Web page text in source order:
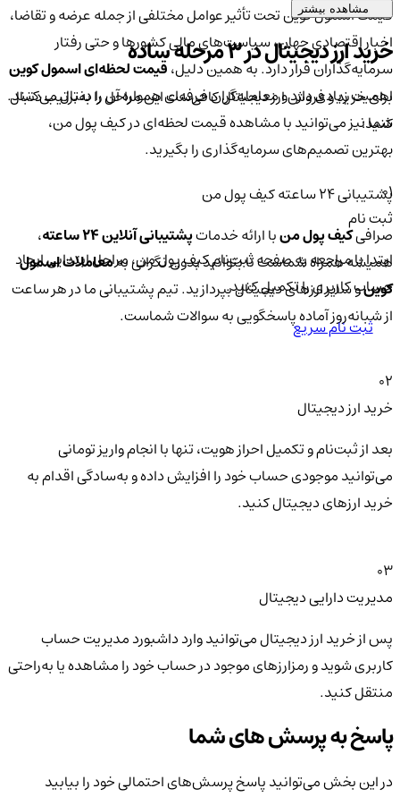
قیمت اسمول کوین تحت تأثیر عوامل مختلفی از جمله عرضه و تقاضا،
اخبار اقتصادی جهان، سیاست‌های مالی کشورها و حتی رفتار
سرمایه‌گذاران قرار دارد. به همین دلیل،قیمت لحظه‌ای اسمول کوین
اهمیت زیادی دارد و معامله‌گران حرفه‌ای همواره آن را دنبال می‌کنند.
شما نیز می‌توانید با مشاهده قیمت لحظه‌ای در کیف پول من،
بهترین تصمیم‌های سرمایه‌گذاری را بگیرید.
پشتیبانی ۲۴ ساعته کیف پول من
صرافیکیف پول منبا ارائه خدماتپشتیبانی آنلاین ۲۴ ساعته
،
همیشه همراه شماست تا بتوانید بدون نگرانی بهمعاملات اسمول
کوینو سایر ارزهای دیجیتال بپردازید. تیم پشتیبانی ما در هر ساعت
از شبانه‌روز آماده پاسخگویی به سوالات شماست.
مشاهده بیشتر
خرید ارز دیجیتال در 3 مرحله ساده
برای خرید و فروش ارز دیجیتال کافی‌ست این مراحل را به‌ترتیب دنبال
کنید:
01
ثبت نام
ابتدا با مراجعه به صفحه ثبت‌نام کیف‌ پول من، مراحل ابتدایی ایجاد
حساب کاربری را تکمیل کنید.
ثبت نام سریع
02
خرید ارز دیجیتال
بعد از ثبت‌نام و تکمیل احراز هویت، تنها با انجام واریز تومانی
می‌توانید موجودی حساب خود را افزایش داده و به‌سادگی اقدام به
خرید ارزهای دیجیتال کنید.
03
مدیریت دارایی دیجیتال
پس از خرید ارز دیجیتال می‌توانید وارد داشبورد مدیریت حساب
کاربری شوید و رمزارزهای موجود در حساب خود را مشاهده یا به‌راحتی
منتقل کنید.
پاسخ به پرسش های شما
در این بخش می‌توانید پاسخ پرسش‌های احتمالی خود را بیابید